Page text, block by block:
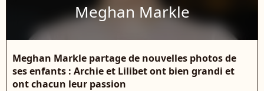
Meghan Markle
Meghan Markle partage de nouvelles photos de
ses enfants : Archie et Lilibet ont bien grandi et
ont chacun leur passion